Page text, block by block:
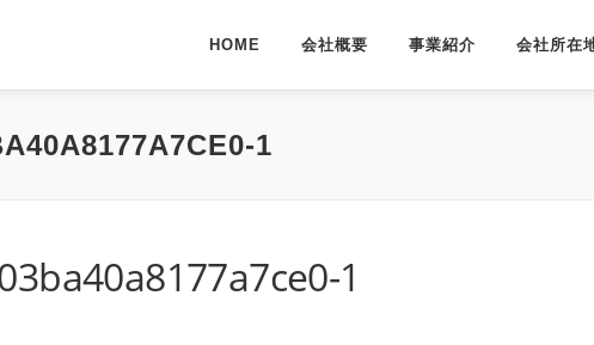
HOME 会社概要 事業紹介 会社所在
1
1